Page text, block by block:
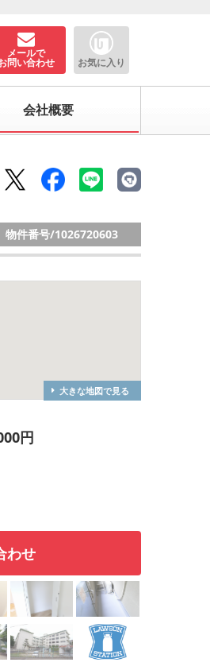
メールで
問い合わせ お気に入り
会社概要
物件番号/1026720603
大きな地図で見る
わせ
円